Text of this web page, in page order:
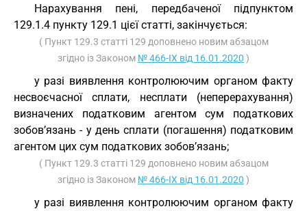
Нарахування пені, передбаченої підпунктом
129.1.4 пункту 129.1 цієї статті, закінчується:
( Пункт 129.3 статті 129 доповнено новим абзацом
згідно із Законом № 466-IX від 16.01.2020 )
у разі виявлення контролюючим органом факту
несвоєчасної сплати, несплати (неперерахування)
визначених податковим агентом сум податкових
зобов’язань - у день сплати (погашення) податковим
агентом цих сум податкових зобов’язань;
( Пункт 129.3 статті 129 доповнено новим абзацом
згідно із Законом № 466-IX від 16.01.2020 )
у разі виявлення контролюючим органом факту